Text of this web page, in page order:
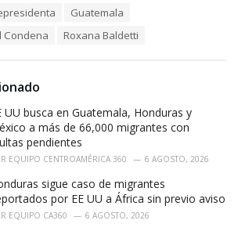
Guatemala
Condena
Roxana Baldetti
UU busca en Guatemala, Honduras y
a más de 66,000 migrantes con
pendientes
EQUIPO CENTROAMÉRICA 360 6 AGOSTO, 2026
sigue caso de migrantes
por EE UU a África sin previo aviso
EQUIPO CA360 6 AGOSTO, 2026